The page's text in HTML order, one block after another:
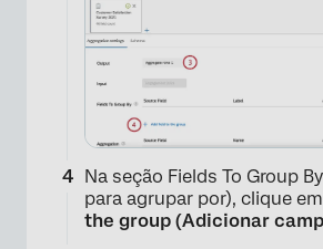
Na seção Fields To Group
para agrupar por), clique em
the group (Adicionar